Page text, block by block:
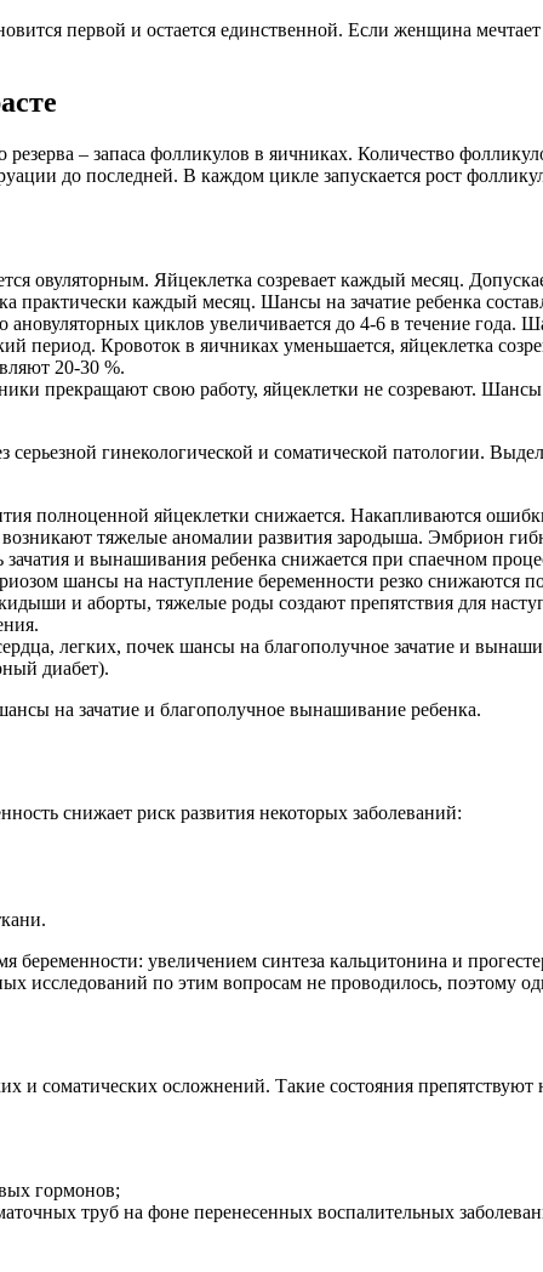
первой и остается единственной. Если женщина
– запаса фолликулов в яичниках. Количество
до последней. В каждом цикле запускается рост
овуляторным. Яйцеклетка созревает каждый месяц.
практически каждый месяц. Шансы на зачатие ребенка
ановуляторных циклов увеличивается до 4-6 в течение года.
период. Кровоток в яичниках уменьшается, яйцеклетка
20-30 %.
прекращают свою работу, яйцеклетки не созревают. Шансы
гинекологической и соматической патологии.
полноценной яйцеклетки снижается. Накапливаются
тяжелые аномалии развития зародыша. Эмбрион
зачатия и вынашивания ребенка снижается при спаечном
шансы на наступление беременности резко снижаются
и аборты, тяжелые роды создают препятствия для
легких, почек шансы на благополучное зачатие и
диабет).
на зачатие и благополучное вынашивание ребенка.
снижает риск развития некоторых заболеваний:
увеличением синтеза кальцитонина и
исследований по этим вопросам не проводилось, поэтому
и соматических осложнений. Такие состояния
гормонов;
труб на фоне перенесенных воспалительных